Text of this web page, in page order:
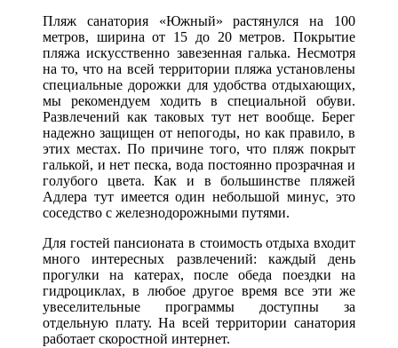
Пляж санатория «Южный» растянулся на 100
метров, ширина от 15 до 20 метров. Покрытие
пляжа искусственно завезенная галька. Несмотря
на то, что на всей территории пляжа установлены
специальные дорожки для удобства отдыхающих,
мы рекомендуем ходить в специальной обуви.
Развлечений как таковых тут нет вообще. Берег
надежно защищен от непогоды, но как правило, в
этих местах. По причине того, что пляж покрыт
галькой, и нет песка, вода постоянно прозрачная и
голубого цвета. Как и в большинстве пляжей
Адлера тут имеется один небольшой минус, это
соседство с железнодорожными путями.
Для гостей пансионата в стоимость отдыха входит
много интересных развлечений: каждый день
прогулки на катерах, после обеда поездки на
гидроциклах, в любое другое время все эти же
увеселительные программы доступны за
отдельную плату. На всей территории санатория
работает скоростной интернет.